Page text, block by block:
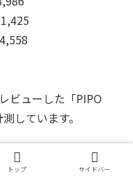
ビューした「PIPO
しています。
端末向けの3Dテスト
トップ サイドバー